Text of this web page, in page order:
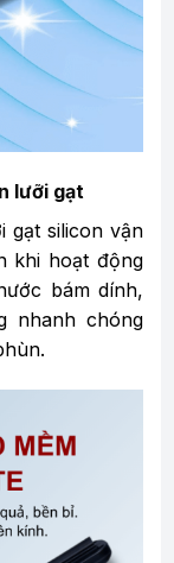
lưỡi gạt
gạt silicon vận
khi hoạt động
bám dính,
nhanh chóng